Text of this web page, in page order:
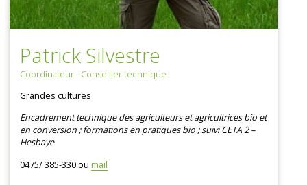
Patrick Silvestre
Coordinateur - Conseiller technique
Grandes cultures
Encadrement technique des agriculteurs et agricultrices bio et
en conversion ; formations en pratiques bio ; suivi CETA 2 –
Hesbaye
0475/ 385-330 ou mail